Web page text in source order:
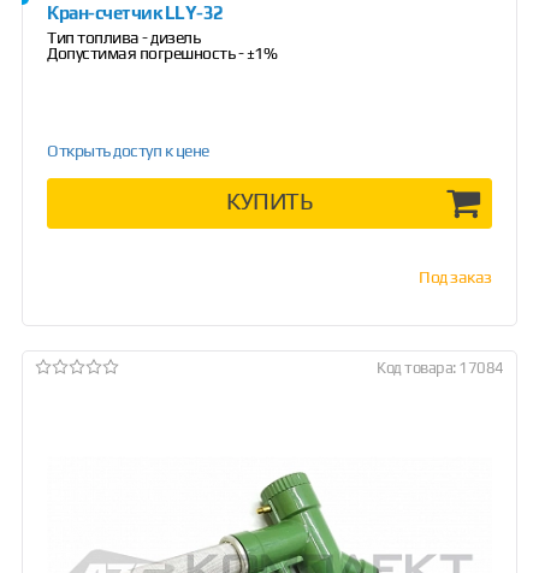
Кран-счетчик LLY-32
Тип топлива - дизель
Допустимая погрешность - ±1%
Открыть доступ к цене
КУПИТЬ
Под заказ
Код товара: 17084